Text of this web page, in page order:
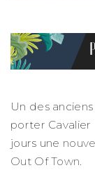
Un des
porter Cavalier
jours une
Out Of Town.